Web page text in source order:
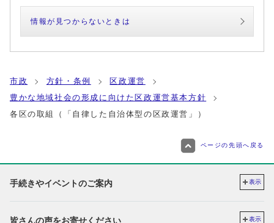
情報が見つからないときは
市政 方針・条例
区政運営
豊かな地域社会の形成に向けた区政運営基本方針
各区の取組（「自律した自治体型の区政運営」）
ページの先頭へ戻る
手続きやイベントのご案内 表示
皆さんの声をお寄せください 表示